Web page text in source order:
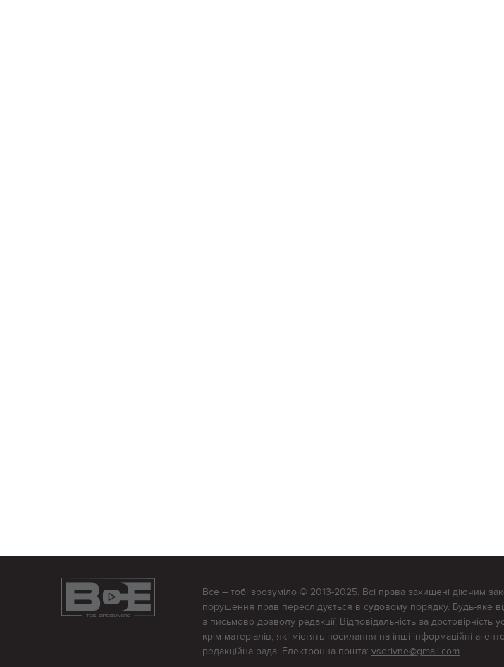
Все – тобі зрозуміло © 2013-2025. Всі права захищені діючим
порушення прав переслідується в судовому порядку. Будь-яке
з письмово дозволу редакції. Відповідальність за достовірність
крім матеріалів, які містять посилання на інші інформаційні
редакційна рада. Електронна пошта: vserivne@gmail.com